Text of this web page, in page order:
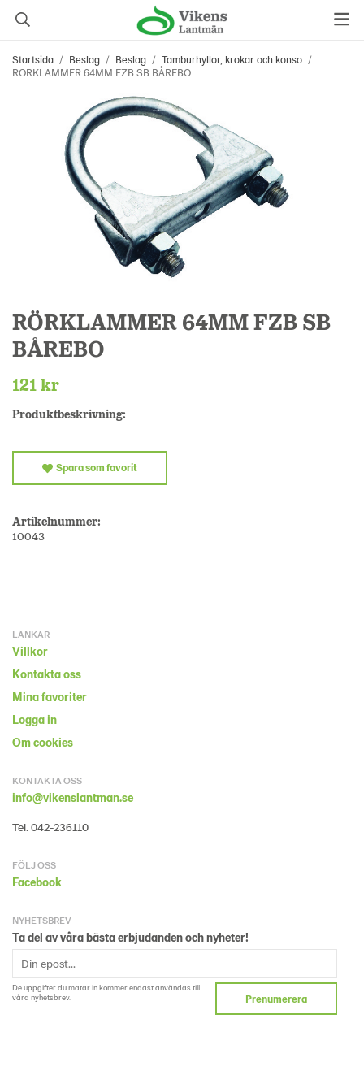
Startsida / Beslag / Beslag / Tamburhyllor, krokar och konso /
RÖRKLAMMER 64MM FZB SB BÅREBO
RÖRKLAMMER 64MM FZB SB
BÅREBO
121 kr
Produktbeskrivning:
Spara som favorit
Artikelnummer:
10043
LÄNKAR
Villkor
Kontakta oss
Mina favoriter
Logga in
Om cookies
KONTAKTA OSS
info@vikenslantman.se
Tel. 042-236110
FÖLJ OSS
Facebook
NYHETSBREV
Ta del av våra bästa erbjudanden och nyheter!
De uppgifter du matar in kommer endast användas till
våra nyhetsbrev.
Prenumerera